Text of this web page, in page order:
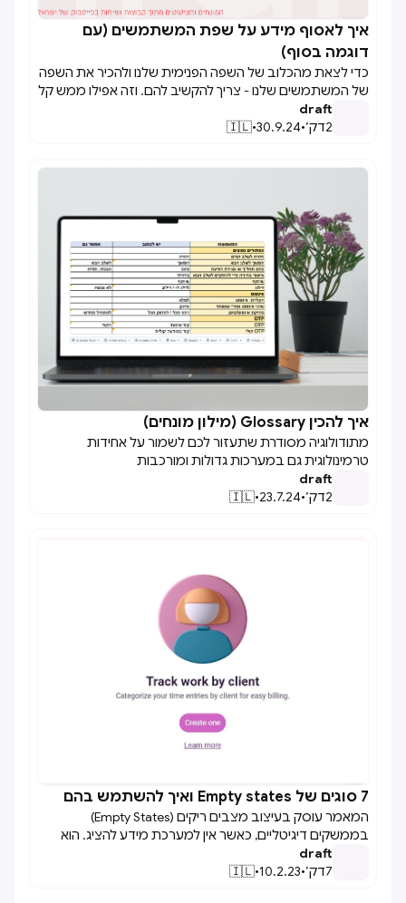

איך לאסוף מידע על שפת המשתמשים (עם
דוגמה בסוף)
כדי לצאת מהכלוב של השפה הפנימית שלנו ולהכיר את השפה
של המשתמשים שלנו - צריך להקשיב להם. וזה אפילו ממש קל
draft
2דק׳•
30.9.24
•
🇮🇱

איך להכין Glossary (מילון מונחים)
מתודולוגיה מסודרת שתעזור לכם לשמור על אחידות
טרמינולוגית גם במערכות גדולות ומורכבות
draft
2דק׳•
23.7.24
•
🇮🇱
7 סוגים של Empty states ואיך להשתמש בהם
המאמר עוסק בעיצוב מצבים ריקים (Empty States)
בממשקים דיגיטליים, כאשר אין למערכת מידע להציג. הוא
מדגיש את חשיבותם בהנחיית משתמשים, שיפור השמישות,
וחיזוק האנגייג'מנט. דרך דוגמאות מעשיות, המאמר מציע
draft
7דק׳•
10.2.23
•
🇮🇱